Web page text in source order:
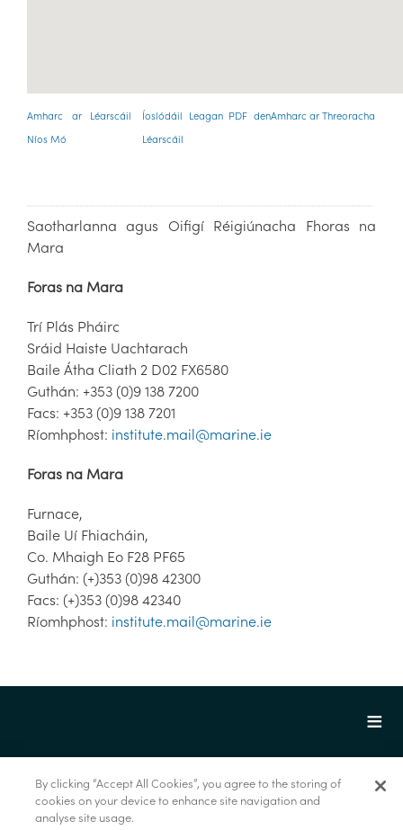
Amharc ar Léarscáil
Níos Mó
Íoslódáil Leagan PDF den
Léarscáil
Amharc ar Threoracha
Saotharlanna agus Oifigí Réigiúnacha Fhoras na
Mara
Foras na Mara
Trí Plás Pháirc
Sráid Haiste Uachtarach
Baile Átha Cliath 2 D02 FX6580
Guthán: +353 (0)9 138 7200
Facs: +353 (0)9 138 7201
Ríomhphost: institute.mail@marine.ie
Foras na Mara
Furnace,
Baile Uí Fhiacháin,
Co. Mhaigh Eo F28 PF65
Guthán: (+)353 (0)98 42300
Facs: (+)353 (0)98 42340
Ríomhphost: institute.mail@marine.ie
© Foras na Mara 2022
By clicking “Accept All Cookies”, you agree to the storing of
cookies on your device to enhance site navigation and
analyse site usage.